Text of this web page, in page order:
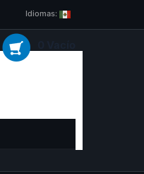
Idiomas: